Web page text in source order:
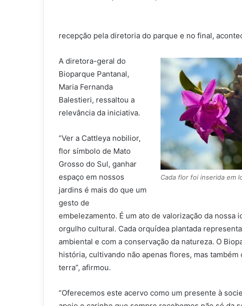
recepção pela diretoria do parque e no final,
Cada flor foi inserida em
A diretora-geral do
Bioparque Pantanal,
Maria Fernanda
Balestieri, ressaltou a
relevância da iniciativa.
“Ver a Cattleya nobilior,
flor símbolo de Mato
Grosso do Sul, ganhar
espaço em nossos
jardins é mais do que um
gesto de
embelezamento. É um ato de valorização da
orgulho cultural. Cada orquídea plantada
ambiental e com a conservação da natureza. O
história, cultivando não apenas flores, mas
terra”, afirmou.
“Oferecemos este acervo como um presente à